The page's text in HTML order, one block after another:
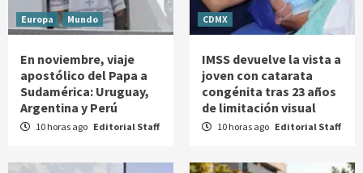
Europa Mundo
En noviembre, viaje
apostólico del Papa a
Sudamérica: Uruguay,
Argentina y Perú
10 horas ago Editorial Staff
CDMX
IMSS devuelve la vista a
joven con catarata
congénita tras 23 años
de limitación visual
10 horas ago Editorial Staff